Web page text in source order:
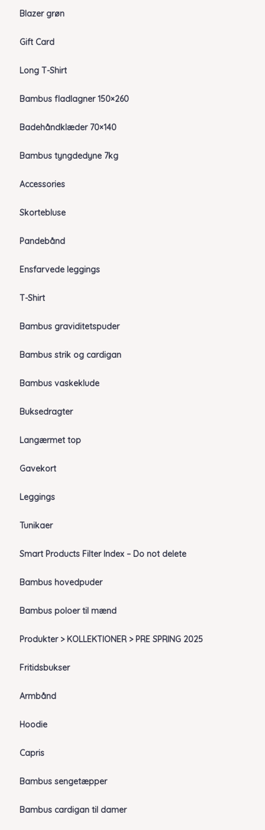
Blazer grøn
Gift Card
Long T-Shirt
Bambus fladlagner 150×260
Badehåndklæder 70×140
Bambus tyngdedyne 7kg
Accessories
Skortebluse
Pandebånd
Ensfarvede leggings
T-Shirt
Bambus graviditetspuder
Bambus strik og cardigan
Bambus vaskeklude
Buksedragter
Langærmet top
Gavekort
Leggings
Tunikaer
Smart Products Filter Index – Do not delete
Bambus hovedpuder
Bambus poloer til mænd
Produkter > KOLLEKTIONER > PRE SPRING 2025
Fritidsbukser
Armbånd
Hoodie
Capris
Bambus sengetæpper
Bambus cardigan til damer